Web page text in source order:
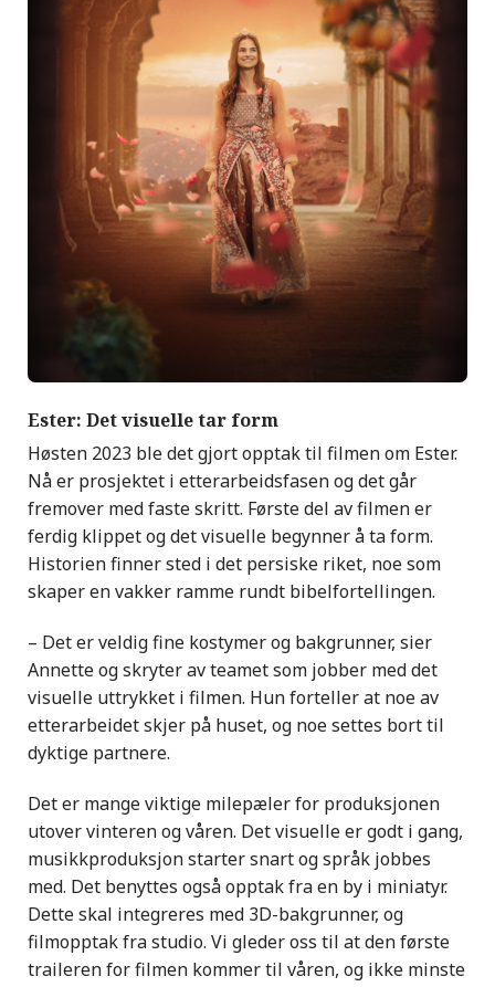
Ester: Det visuelle tar form
Høsten 2023 ble det gjort opptak til filmen om Ester.
Nå er prosjektet i etterarbeidsfasen og det går
fremover med faste skritt. Første del av filmen er
ferdig klippet og det visuelle begynner å ta form.
Historien finner sted i det persiske riket, noe som
skaper en vakker ramme rundt bibelfortellingen.
– Det er veldig fine kostymer og bakgrunner, sier
Annette og skryter av teamet som jobber med det
visuelle uttrykket i filmen. Hun forteller at noe av
etterarbeidet skjer på huset, og noe settes bort til
dyktige partnere.
Det er mange viktige milepæler for produksjonen
utover vinteren og våren. Det visuelle er godt i gang,
musikkproduksjon starter snart og språk jobbes
med. Det benyttes også opptak fra en by i miniatyr.
Dette skal integreres med 3D-bakgrunner, og
filmopptak fra studio. Vi gleder oss til at den første
traileren for filmen kommer til våren, og ikke minste